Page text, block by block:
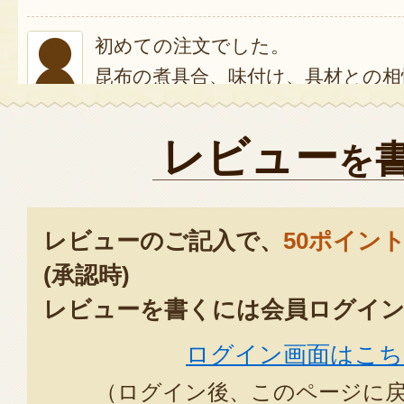
初めての注文でした。
昆布の煮具合、味付け、具材との
とても美味しく、これぞ昆布巻と
ありがとうございました。
2025年12月14日 /
お正月に食べる昆布巻きを探し
のを食べても甘さが強く、これで
いろいろ調べまわり宮崎商店さん
みたところ大当たり。
レビューを
レビューのご記入で、 50ポイン
(承認時)
レビューを書くには会員ログイ
ログイン画面はこ
（ログイン後、このページに